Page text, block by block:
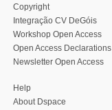
Copyright
Integração CV DeGóis
Workshop Open Access
Open Access Declarations
Newsletter Open Access
Help
About Dspace